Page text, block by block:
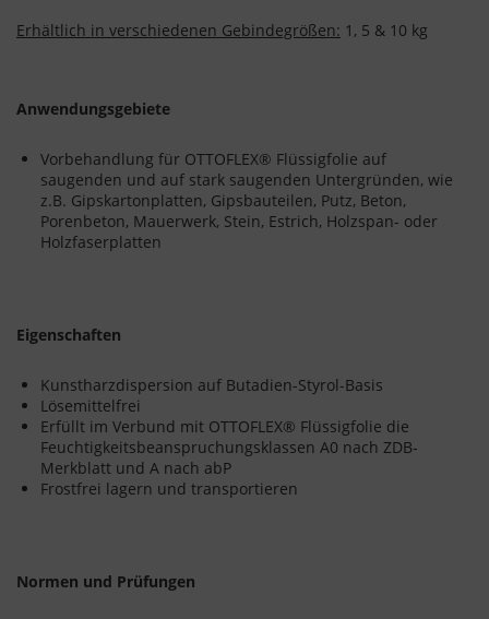
Erhältlich in verschiedenen Gebindegrößen: 1, 5 & 10 kg
Anwendungsgebiete
Vorbehandlung für OTTOFLEX® Flüssigfolie auf
saugenden und auf stark saugenden Untergründen, wie
z.B. Gipskartonplatten, Gipsbauteilen, Putz, Beton,
Porenbeton, Mauerwerk, Stein, Estrich, Holzspan- oder
Holzfaserplatten
Eigenschaften
Kunstharzdispersion auf Butadien-Styrol-Basis
Lösemittelfrei
Erfüllt im Verbund mit OTTOFLEX® Flüssigfolie die
Feuchtigkeitsbeanspruchungsklassen A0 nach ZDB-
Merkblatt und A nach abP
Frostfrei lagern und transportieren
Normen und Prüfungen